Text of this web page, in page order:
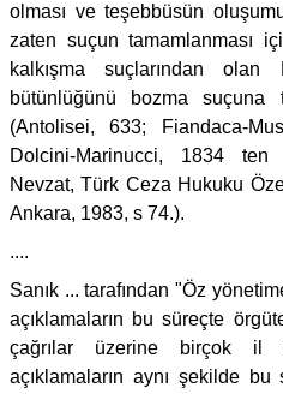
olması ve teşebbüsün
zaten suçun tamamlanması
kalkışma suçlarından
bütünlüğünü bozma suçuna
(Antolisei, 633; Fiandaca-
Dolcini-Marinucci, 1834 ten
Nevzat, Türk Ceza Hukuku
Ankara, 1983, s 74.).
....
Sanık ... tarafından "Öz
açıklamaların bu süreçte
çağrılar üzerine birçok il
açıklamaların aynı şekilde